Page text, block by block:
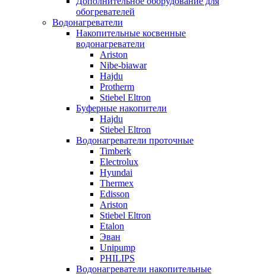
обогревателей
Водонагреватели
Накопительные косвенные
водонагреватели
Ariston
Nibe-biawar
Hajdu
Protherm
Stiebel Eltron
Буферные накопители
Hajdu
Stiebel Eltron
Водонагреватели проточные
Timberk
Electrolux
Hyundai
Thermex
Edisson
Ariston
Stiebel Eltron
Etalon
Эван
Unipump
PHILIPS
Водонагреватели накопительные